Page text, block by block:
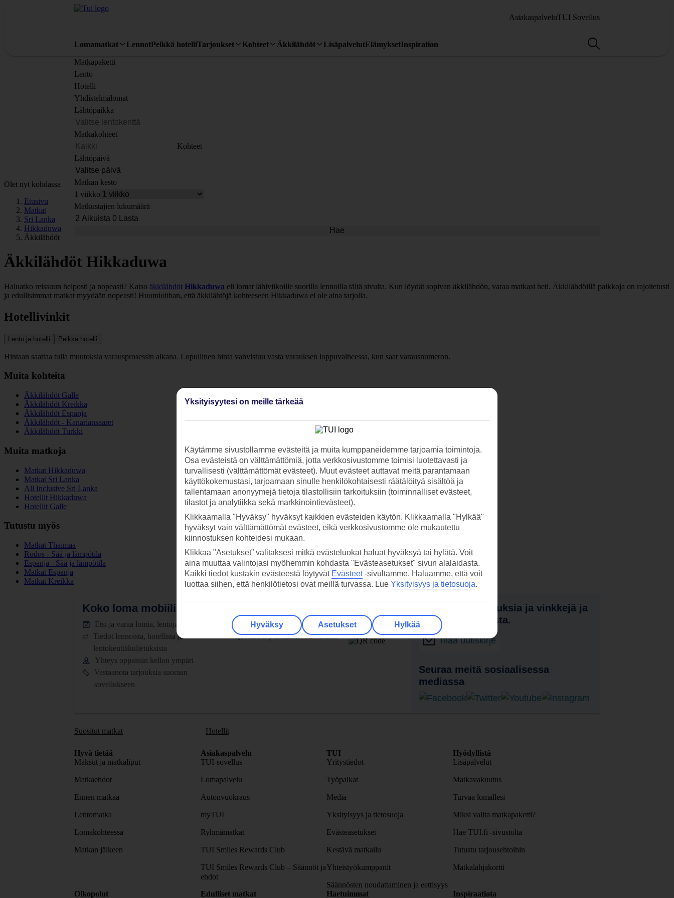
AsiakaspalveluTUI Sovellus
Lomamatkat LennotPelkkä hotelliTarjoukset Kohteet Äkkilähdöt LisäpalvelutElämyksetInspiration
Matkapaketti
Lento
Hotelli
Yhdistelmälomat
Lähtöpaikka
Matkakohteet
Kohteet
Lähtöpäivä
Matkan kesto
1 viikko
Matkustajien lukumäärä
Hae
Olet nyt kohdassa
Etusivu
Matkat
Sri Lanka
Hikkaduwa
Äkkilähdöt
Äkkilähdöt Hikkaduwa
Haluatko reissuun helposti ja nopeasti? Katso äkkilähdöt Hikkaduwa eli lomat lähiviikoille suorilla lennoilla tältä sivulta. Kun löydät sopivan äkkilähdön, varaa matkasi heti. Äkkilähdöillä paikkoja on rajoitetusti
ja edullisimmat matkat myydään nopeasti! Huomioithan, että äkkilähtöjä kohteeseen Hikkaduwa ei ole aina tarjolla.
Hotellivinkit
Lento ja hotelli Pelkkä hotelli
Hintaan saattaa tulla muutoksia varausprosessin aikana. Lopullinen hinta vahvistuu vasta varauksen loppuvaiheessa, kun saat varausnumeron.
Muita kohteita
Äkkilähdöt Galle
Äkkilähdöt Kreikka
Äkkilähdöt Espanja
Äkkilähdöt - Kanariansaaret
Äkkilähdöt Turkki
Muita matkoja
Matkat Hikkaduwa
Matkat Sri Lanka
All Inclusive Sri Lanka
Hotellit Hikkaduwa
Hotellit Galle
Tutustu myös
Matkat Thaimaa
Rodos - Sää ja lämpötila
Espanja - Sää ja lämpötila
Matkat Espanja
Matkat Kreikka
Koko loma mobiilissa.
Etsi ja varaa lomia, lentoja ja hotelleja
Tiedot lennoista, hotellista ja
lentokenttäkuljetuksista
Yhteys oppaisiin kellon ympäri
Vastaanota tarjouksia suoraan
sovellukseen
Lataa sovellus kätevästi lukemalla
QR-koodi puhelimesi kameralla.
Vastaanota tarjouksia ja vinkkejä ja
tietoja uutuuksista.
Tilaa uutiskirje
Seuraa meitä sosiaalisessa
mediassa
Suositut matkat Hotellit
Hyvä tietää
Maksut ja matkaliput
Matkaehdot
Ennen matkaa
Lentomatka
Lomakohteessa
Matkan jälkeen
Asiakaspalvelu
TUI-sovellus
Lomapalvelu
Autonvuokraus
myTUI
Ryhmämatkat
TUI Smiles Rewards Club
TUI Smiles Rewards Club – Säännöt ja
ehdot
TUI
Yritystiedot
Työpaikat
Media
Yksityisyys ja tietosuoja
Evästeasetukset
Kestävä matkailu
Yhteistyökumppanit
Säännösten noudattaminen ja eettisyys
Hyödyllistä
Lisäpalvelut
Matkavakuutus
Turvaa lomallesi
Miksi valita matkapaketti?
Hae TUI.fi -sivustolta
Tutustu tarjousehtoihin
Matkalahjakortti
Oikopolut Edulliset matkat Haetuimmat Inspiraatiota
Yksityisyytesi on meille tärkeää
Käytämme sivustollamme evästeitä ja muita kumppaneidemme tarjoamia toimintoja.
Osa evästeistä on välttämättömiä, jotta verkkosivustomme toimisi luotettavasti ja
turvallisesti (välttämättömät evästeet). Muut evästeet auttavat meitä parantamaan
käyttökokemustasi, tarjoamaan sinulle henkilökohtaisesti räätälöityä sisältöä ja
tallentamaan anonyymejä tietoja tilastollisiin tarkoituksiin (toiminnalliset evästeet,
tilastot ja analytiikka sekä markkinointievästeet).
Klikkaamalla "Hyväksy" hyväksyt kaikkien evästeiden käytön. Klikkaamalla "Hylkää"
hyväksyt vain välttämättömät evästeet, eikä verkkosivustomme ole mukautettu
kiinnostuksen kohteidesi mukaan.
Klikkaa "Asetukset” valitaksesi mitkä evästeluokat haluat hyväksyä tai hylätä. Voit
aina muuttaa valintojasi myöhemmin kohdasta "Evästeasetukset" sivun alalaidasta.
Kaikki tiedot kustakin evästeestä löytyvät Evästeet-sivultamme. Haluamme, että voit
luottaa siihen, että henkilötietosi ovat meillä turvassa. Lue Yksityisyys ja tietosuoja.
Hyväksy Asetukset Hylkää